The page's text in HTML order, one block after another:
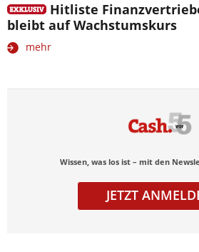
Hitliste
bleibt auf Wachstumskurs
mehr
Wissen, was los ist – mit den
JETZT